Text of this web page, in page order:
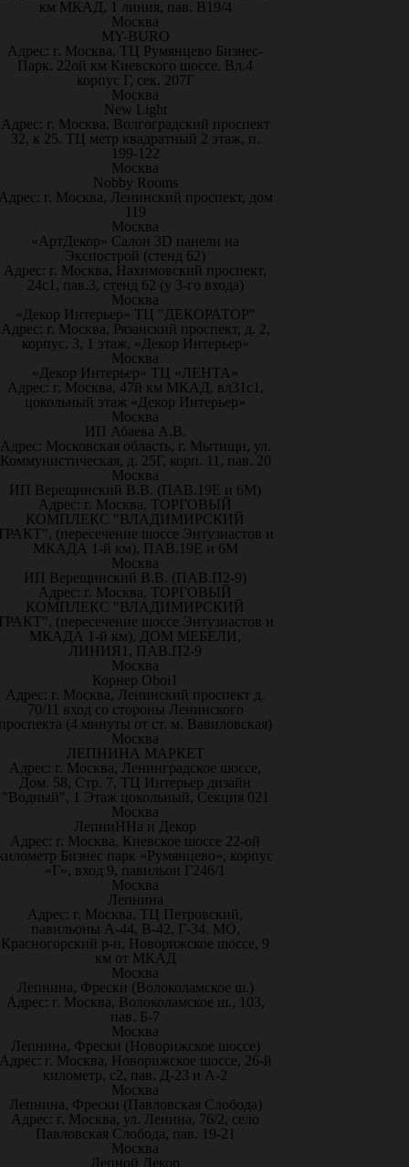
км МКАД, 1 линия, пав. В19/4
Москва
MY-BURO
Адрес: г. Москва, ТЦ Румянцево Бизнес-
Парк. 22ой км Киевского шоссе. Вл.4
корпус Г, сек. 207Г
Москва
New Light
Адрес: г. Москва, Волгоградский проспект
32, к 25. ТЦ метр квадратный 2 этаж, п.
199-122
Москва
Nobby Rooms
г. Москва, Ленинский проспект, дом
119
Москва
«АртДекор» Салон 3D панели на
Экспострой (стенд 62)
Адрес: г. Москва, Нахимовский проспект,
24с1, пав.3, стенд 62 (у 3-го входа)
Москва
«Декор Интерьер» ТЦ "ДЕКОРАТОР"
Адрес: г. Москва, Рязанский проспект, д. 2,
корпус. 3, 1 этаж, «Декор Интерьер»
Москва
«Декор Интерьер» ТЦ «ЛЕНТА»
Адрес: г. Москва, 47й км МКАД, вл31с1,
цокольный этаж «Декор Интерьер»
Москва
ИП Абаева А.В.
Адрес: Московская область, г. Мытищи, ул.
Коммунистическая, д. 25Г, корп. 11, пав. 20
Москва
ИП Верещинский В.В. (ПАВ.19Е и 6М)
Адрес: г. Москва, ТОРГОВЫЙ
КОМПЛЕКС "ВЛАДИМИРСКИЙ
(пересечение шоссе Энтузиастов и
МКАДА 1-й км), ПАВ.19Е и 6М
Москва
ИП Верещинский В.В. (ПАВ.П2-9)
Адрес: г. Москва, ТОРГОВЫЙ
КОМПЛЕКС "ВЛАДИМИРСКИЙ
(пересечение шоссе Энтузиастов и
МКАДА 1-й км), ДОМ МЕБЕЛИ,
ЛИНИЯ1, ПАВ.П2-9
Москва
Корнер Oboi1
Адрес: г. Москва, Ленинский проспект д.
70/11 вход со стороны Ленинского
(4 минуты от ст. м. Вавиловская)
Москва
ЛЕПНИНА МАРКЕТ
Адрес: г. Москва, Ленинградское шоссе,
Дом. 58, Стр. 7, ТЦ Интерьер дизайн
"Водный", 1 Этаж цокольный, Секция 021
Москва
ЛепниННа и Декор
Адрес: г. Москва, Киевское шоссе 22-ой
Бизнес парк «Румянцево», корпус
«Г», вход 9, павильон Г246/1
Москва
Лепнина
Адрес: г. Москва, ТЦ Петровский,
павильоны А-44, В-42, Г-34. МО,
Красногорский р-н, Новорижское шоссе, 9
км от МКАД
Москва
Лепнина, Фрески (Волоколамское ш.)
Адрес: г. Москва, Волоколамское ш., 103,
пав. Б-7
Москва
Лепнина, Фрески (Новорижское шоссе)
г. Москва, Новорижское шоссе, 26-й
километр, с2, пав. Д-23 и А-2
Москва
Лепнина, Фрески (Павловская Слобода)
Адрес: г. Москва, ул. Ленина, 76/2, село
Павловская Слобода, пав. 19-21
Москва
Лепной Декор